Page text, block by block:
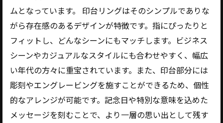
ムとなっています。 印台リングはそのシンプルでありな
がら存在感のあるデザインが特徴です。指にぴったりと
フィットし、どんなシーンにもマッチします。ビジネス
シーンやカジュアルなスタイルにも合わせやすく、幅広
い年代の方々に重宝されています。また、印台部分には
彫刻やエングレービングを施すことができるため、個性
的なアレンジが可能です。記念日や特別な意味を込めた
メッセージを刻むことで、より一層の思い出として残す